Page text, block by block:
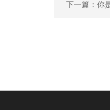
下一篇： 你